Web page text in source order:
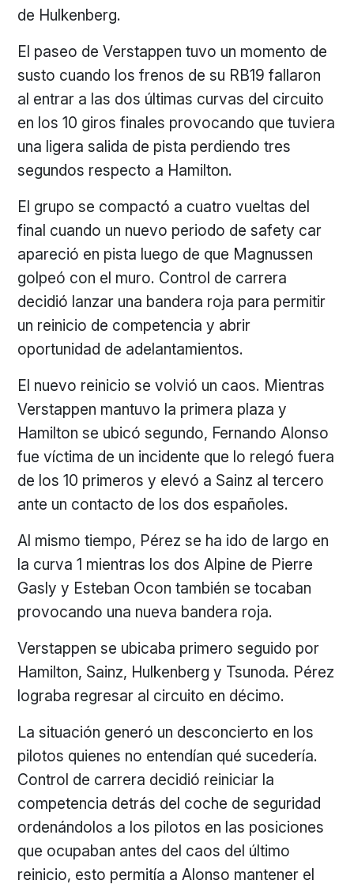
de Hulkenberg.
El paseo de Verstappen tuvo un momento de
susto cuando los frenos de su RB19 fallaron
al entrar a las dos últimas curvas del circuito
en los 10 giros finales provocando que tuviera
una ligera salida de pista perdiendo tres
segundos respecto a Hamilton.
El grupo se compactó a cuatro vueltas del
final cuando un nuevo periodo de safety car
apareció en pista luego de que Magnussen
golpeó con el muro. Control de carrera
decidió lanzar una bandera roja para permitir
un reinicio de competencia y abrir
oportunidad de adelantamientos.
El nuevo reinicio se volvió un caos. Mientras
Verstappen mantuvo la primera plaza y
Hamilton se ubicó segundo, Fernando Alonso
fue víctima de un incidente que lo relegó fuera
de los 10 primeros y elevó a Sainz al tercero
ante un contacto de los dos españoles.
Al mismo tiempo, Pérez se ha ido de largo en
la curva 1 mientras los dos Alpine de Pierre
Gasly y Esteban Ocon también se tocaban
provocando una nueva bandera roja.
Verstappen se ubicaba primero seguido por
Hamilton, Sainz, Hulkenberg y Tsunoda. Pérez
lograba regresar al circuito en décimo.
La situación generó un desconcierto en los
pilotos quienes no entendían qué sucedería.
Control de carrera decidió reiniciar la
competencia detrás del coche de seguridad
ordenándolos a los pilotos en las posiciones
que ocupaban antes del caos del último
reinicio, esto permitía a Alonso mantener el